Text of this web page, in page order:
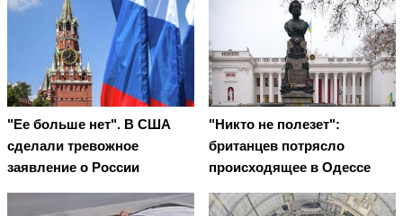
"Ее больше нет". В США
сделали тревожное
заявление о России
"Никто не полезет":
британцев потрясло
происходящее в Одессе